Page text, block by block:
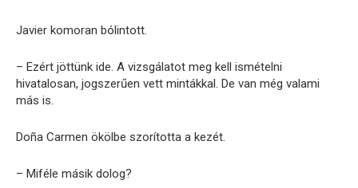
Javier komoran bólintott.
– Ezért jöttünk ide. A vizsgálatot meg kell ismételni
hivatalosan, jogszerűen vett mintákkal. De van még valami
más is.
Doña Carmen ökölbe szorította a kezét.
– Miféle másik dolog?